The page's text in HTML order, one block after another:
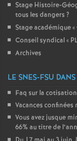
Stage Histoire-
tous les dangers ?
Stage académique «
Conseil syndical «
Archives
LE SNES-FSU DANS
Faq sur la
Vacances confinées
Vous avez jusque
66% au titre de